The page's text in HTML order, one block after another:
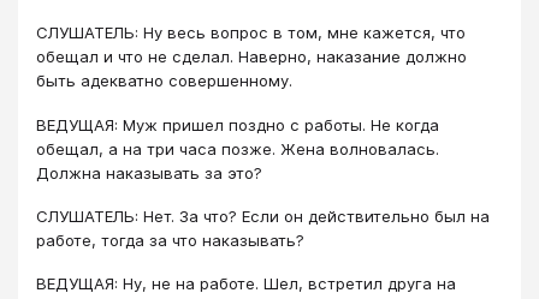
СЛУШАТЕЛЬ: Ну весь вопрос в том, мне кажется, что
обещал и что не сделал. Наверно, наказание должно
быть адекватно совершенному.
ВЕДУЩАЯ: Муж пришел поздно с работы. Не когда
обещал, а на три часа позже. Жена волновалась.
Должна наказывать за это?
СЛУШАТЕЛЬ: Нет. За что? Если он действительно был на
работе, тогда за что наказывать?
ВЕДУЩАЯ: Ну, не на работе. Шел, встретил друга на